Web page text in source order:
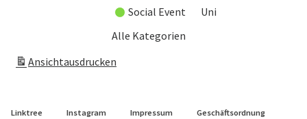
Social Event
Uni
Alle Kategorien
Ansichtausdrucken
Linktree Instagram Impressum Geschäftsordnung